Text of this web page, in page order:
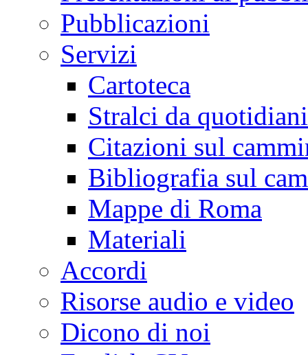
Pubblicazioni
Servizi
Cartoteca
Stralci da
Citazioni sul
Bibliografia sul
Mappe di Roma
Materiali
Accordi
Risorse audio e video
Dicono di noi